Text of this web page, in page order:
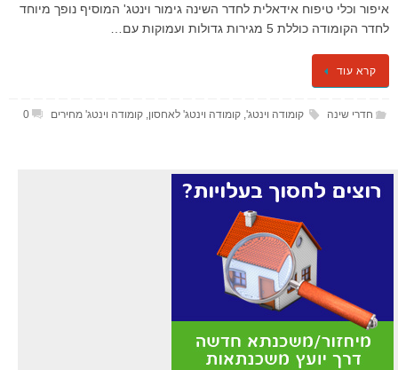
איפור וכלי טיפוח אידאלית לחדר השינה גימור וינטג' המוסיף נופך מיוחד
לחדר הקומודה כוללת 5 מגירות גדולות ועמוקות עם…
קרא עוד
חדרי שינה קומודה וינטג' ,קומודה וינטג' לאחסון ,קומודה וינטג' מחירים 0